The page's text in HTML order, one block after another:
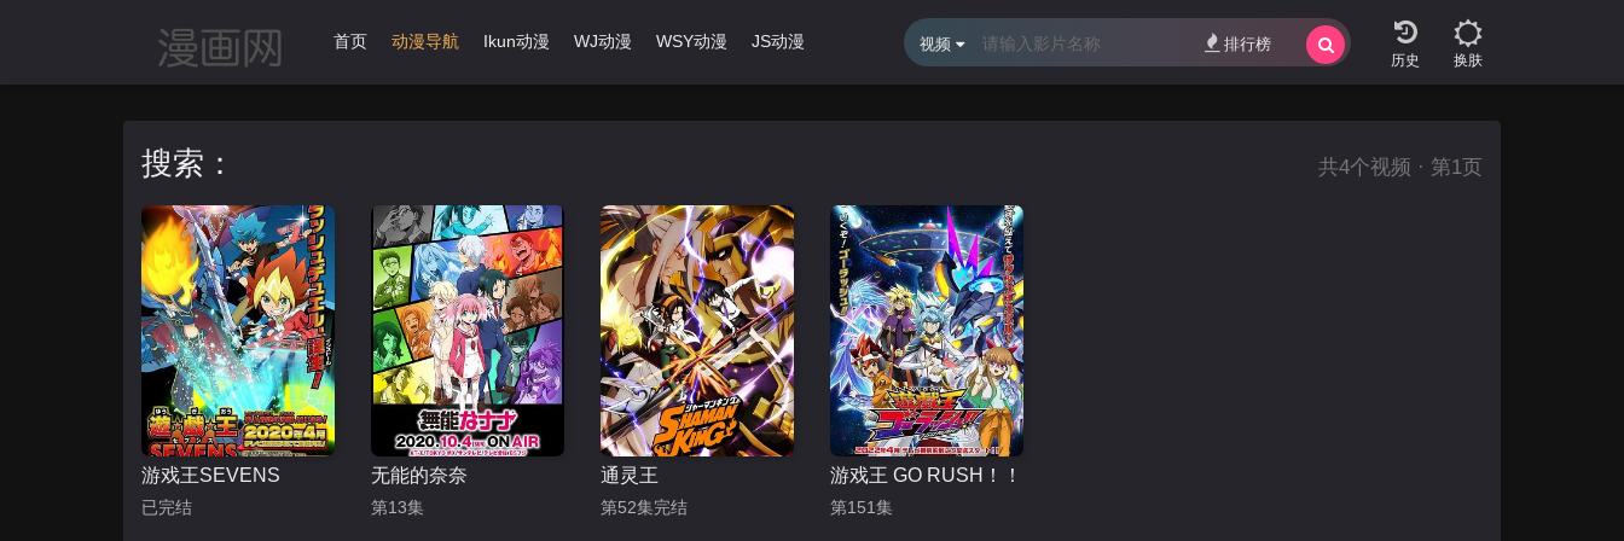
首页 动漫导航 Ikun动漫 WJ动漫 WSY动漫 JS动漫 排行榜
换肤
视频 排行榜
搜索： 共4个视频 · 第1页
游戏王SEVENS
已完结
无能的奈奈
第13集
通灵王
第52集完结
游戏王 GO RUSH！！
第151集